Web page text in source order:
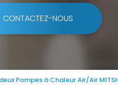
CONTACTEZ-NOUS
Pompes à Chaleur Air/Air